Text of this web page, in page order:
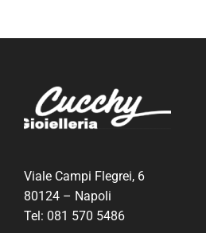
Viale Campi Flegrei, 6
80124 – Napoli
Tel: 081 570 5486